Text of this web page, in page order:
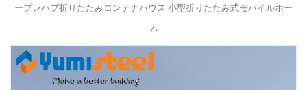
ープレハブ折りたたみコンテナハウス 小型折りたたみ式モバイルホー
ム